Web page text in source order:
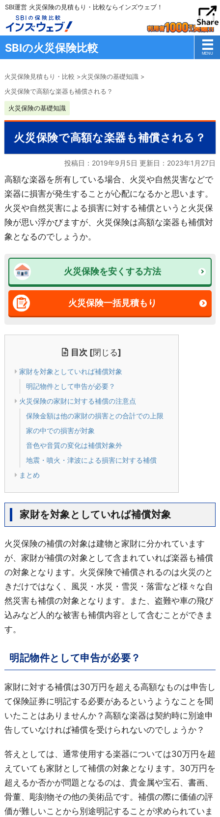
SBI運営 火災保険の見積もり・比較ならインズウェブ！
SBIの火災保険比較
火災保険見積もり・比較 >火災保険の基礎知識 >
火災保険で高額な楽器も補償される？
火災保険の基礎知識
火災保険で高額な楽器も補償される？
投稿日：2019年9月5日 更新日： 2023年1月27日
高額な楽器を所有している場合、火災や自然災害などで
楽器に損害が発生することが心配になるかと思います。
火災や自然災害による損害に対する補償というと火災保
険が思い浮かびますが、火災保険は高額な楽器も補償対
象となるのでしょうか。
火災保険を安くする方法
火災保険一括見積もり
目次 [閉じる]
家財を対象としていれば補償対象
明記物件として申告が必要？
火災保険の家財に対する補償の注意点
保険金額は他の家財の損害との合計での上限
家の中での損害が対象
音色や音質の変化は補償対象外
地震・噴火・津波による損害に対する補償
まとめ
家財を対象としていれば補償対象
火災保険の補償の対象は建物と家財に分かれています
が、家財が補償の対象として含まれていれば楽器も補償
の対象となります。火災保険で補償されるのは火災のと
きだけではなく、風災・水災・雪災・落雷など様々な自
然災害も補償の対象となります。また、盗難や車の飛び
込みなど人的な被害も補償内容として含むことができま
す。
明記物件として申告が必要？
家財に対する補償は30万円を超える高額なものは申告し
て保険証券に明記する必要があるというようなことを聞
いたことはありませんか？高額な楽器は契約時に別途申
告していなければ補償を受けられないのでしょうか？
答えとしては、通常使用する楽器については30万円を超
えていても家財として補償の対象となります。30万円を
超えるか否かが問題となるのは、貴金属や宝石、書画、
骨董、彫刻物その他の美術品です。補償の際に価値の評
価が難しいことから別途明記することが求められていま